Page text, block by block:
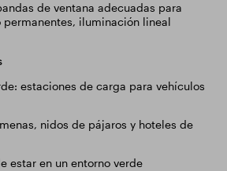
de ventana adecuadas para
iluminación lineal
estaciones de carga para vehículos
nidos de pájaros y hoteles de
estar en un entorno verde